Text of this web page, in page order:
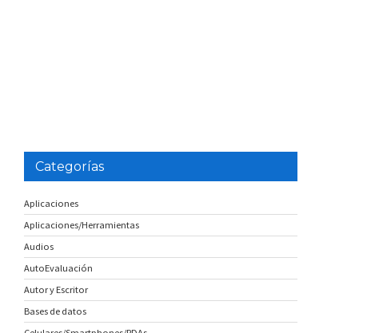
Categorías
Aplicaciones
Aplicaciones/Herramientas
Audios
AutoEvaluación
Autor y Escritor
Bases de datos